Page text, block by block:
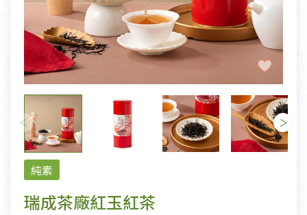
純素
瑞成茶廠紅玉紅茶